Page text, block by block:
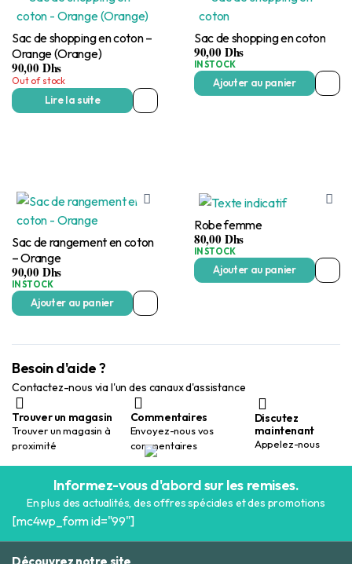
Sac de shopping en coton –
Orange (Orange)
90,00Dhs
Out of stock
Lire la suite
Sac de shopping en coton
90,00Dhs
IN STOCK
Ajouter au panier
Sac de rangement en coton
– Orange
90,00Dhs
IN STOCK
Ajouter au panier
Robe femme
80,00Dhs
IN STOCK
Ajouter au panier
Besoin d'aide ?
Contactez-nous via l'un des canaux d'assistance
Trouver un magasin
Trouver un magasin à
proximité
Commentaires
Envoyez-nous vos
commentaires
Discutez
maintenant
Appelez-nous
Informez-vous d'abord sur les remises.
En plus des actualités, des offres spéciales et des promotions
[mc4wp_form id="99"]
Découvrez notre site